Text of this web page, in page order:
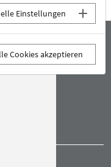
FIRMA
AGB
Einstellungen
Cookies akzeptieren